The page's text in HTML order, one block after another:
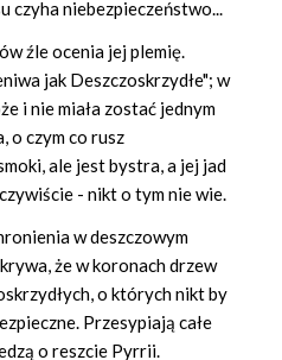
czyha niebezpieczeństwo...
źle ocenia jej plemię.
jak Deszczoskrzydłe"; w
i nie miała zostać jednym
o czym co rusz
ale jest bystra, a jej jad
- nikt o tym nie wie.
w deszczowym
że w koronach drzew
o których nikt by
Przesypiają całe
o reszcie Pyrrii.